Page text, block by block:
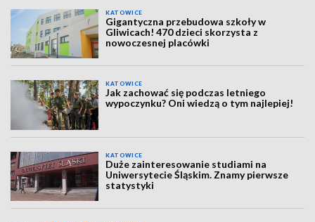
KATOWICE
Gigantyczna przebudowa szkoły w
Gliwicach! 470 dzieci skorzysta z
nowoczesnej placówki
KATOWICE
Jak zachować się podczas letniego
wypoczynku? Oni wiedzą o tym najlepiej!
KATOWICE
Duże zainteresowanie studiami na
Uniwersytecie Śląskim. Znamy pierwsze
statystyki